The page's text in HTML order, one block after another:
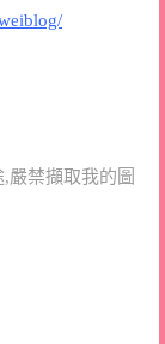
嚴禁擷取我的圖